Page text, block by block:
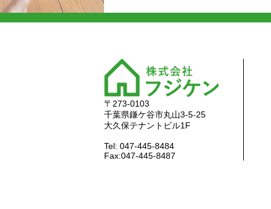
〒273-0103
千葉県鎌ケ谷市丸山3-5-25
大久保テナントビル1F
Tel: 047-445-8484
Fax:047-445-8487